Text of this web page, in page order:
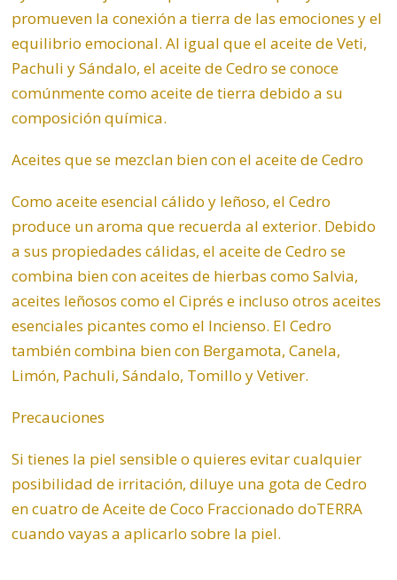
promueven la conexión a tierra de las emociones y el
equilibrio emocional. Al igual que el aceite de Veti,
Pachuli y Sándalo, el aceite de Cedro se conoce
comúnmente como aceite de tierra debido a su
composición química.
Aceites que se mezclan bien con el aceite de Cedro
Como aceite esencial cálido y leñoso, el Cedro
produce un aroma que recuerda al exterior. Debido
a sus propiedades cálidas, el aceite de Cedro se
combina bien con aceites de hierbas como Salvia,
aceites leñosos como el Ciprés e incluso otros aceites
esenciales picantes como el Incienso. El Cedro
también combina bien con Bergamota, Canela,
Limón, Pachuli, Sándalo, Tomillo y Vetiver.
Precauciones
Si tienes la piel sensible o quieres evitar cualquier
posibilidad de irritación, diluye una gota de Cedro
en cuatro de Aceite de Coco Fraccionado doTERRA
cuando vayas a aplicarlo sobre la piel.